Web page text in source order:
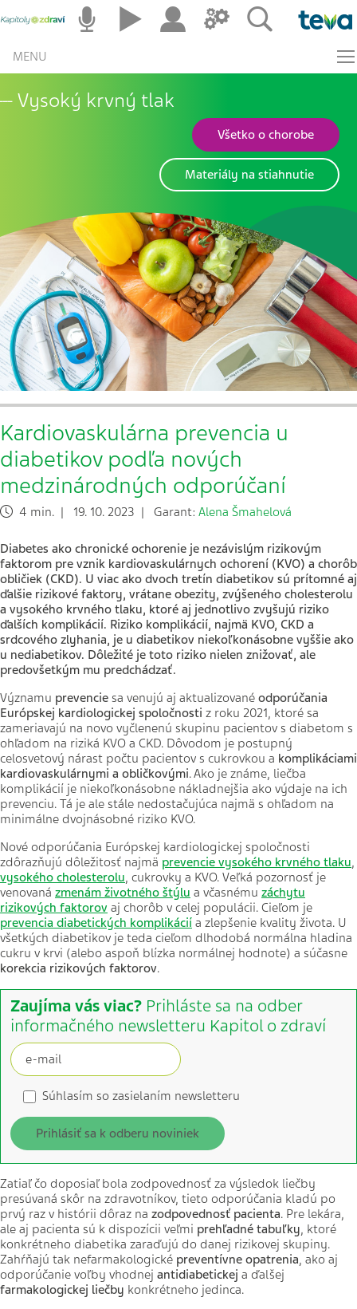
MENU
Vysoký krvný tlak
Všetko o chorobe
Materiály na stiahnutie
Kardiovaskulárna prevencia u
diabetikov podľa nových
medzinárodných odporúčaní
4 min. | 19. 10. 2023 | Garant: Alena Šmahelová
Diabetes ako chronické ochorenie je nezávislým rizikovým
faktorom pre vznik kardiovaskulárnych ochorení (KVO) a chorôb
obličiek (CKD). U viac ako dvoch tretín diabetikov sú prítomné aj
ďalšie rizikové faktory, vrátane obezity, zvýšeného cholesterolu
a vysokého krvného tlaku, ktoré aj jednotlivo zvyšujú riziko
ďalších komplikácií. Riziko komplikácií, najmä KVO, CKD a
srdcového zlyhania, je u diabetikov niekoľkonásobne vyššie ako
u nediabetikov. Dôležité je toto riziko nielen znižovať, ale
predovšetkým mu predchádzať.
Významu prevencie sa venujú aj aktualizované odporúčania
Európskej kardiologickej spoločnosti z roku 2021, ktoré sa
zameriavajú na novo vyčlenenú skupinu pacientov s diabetom s
ohľadom na riziká KVO a CKD. Dôvodom je postupný
celosvetový nárast počtu pacientov s cukrovkou a komplikáciami
kardiovaskulárnymi a obličkovými. Ako je známe, liečba
komplikácií je niekoľkonásobne nákladnejšia ako výdaje na ich
prevenciu. Tá je ale stále nedostačujúca najmä s ohľadom na
minimálne dvojnásobné riziko KVO.
Nové odporúčania Európskej kardiologickej spoločnosti
zdôrazňujú dôležitosť najmä prevencie vysokého krvného tlaku,
vysokého cholesterolu, cukrovky a KVO. Veľká pozornosť je
venovaná zmenám životného štýlu a včasnému záchytu
rizikových faktorov aj chorôb v celej populácii. Cieľom je
prevencia diabetických komplikácií a zlepšenie kvality života. U
všetkých diabetikov je teda cieľom dlhodobá normálna hladina
cukru v krvi (alebo aspoň blízka normálnej hodnote) a súčasne
korekcia rizikových faktorov.
Zaujíma vás viac? Prihláste sa na odber
informačného newsletteru Kapitol o zdraví
Súhlasím so zasielaním newsletteru
Prihlásiť sa k odberu noviniek
Zatiaľ čo doposiaľ bola zodpovednosť za výsledok liečby
presúvaná skôr na zdravotníkov, tieto odporúčania kladú po
prvý raz v histórii dôraz na zodpovednosť pacienta. Pre lekára,
ale aj pacienta sú k dispozícii veľmi prehľadné tabuľky, ktoré
konkrétneho diabetika zaraďujú do danej rizikovej skupiny.
Zahŕňajú tak nefarmakologické preventívne opatrenia, ako aj
odporúčanie voľby vhodnej antidiabetickej a ďalšej
farmakologickej liečby konkrétneho jedinca.